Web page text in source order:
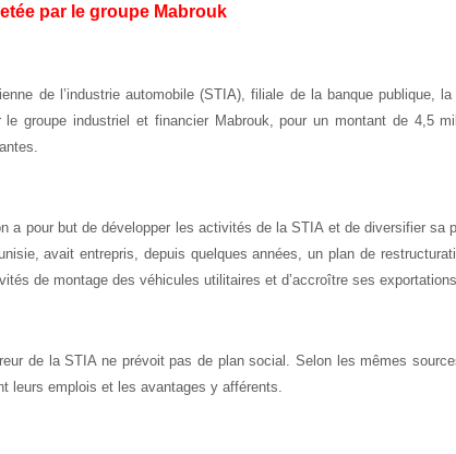
par le groupe Mabrouk
de l’industrie automobile (STIA), filiale de la banque publique,
le groupe industriel et financier Mabrouk, pour un montant de 4,5
a pour but de développer les activités de la STIA et de diversifier sa
avait entrepris, depuis quelques années, un plan de
de montage des véhicules utilitaires et d’accroître ses exportations.
de la STIA ne prévoit pas de plan social. Selon les mêmes
leurs emplois et les avantages y afférents.